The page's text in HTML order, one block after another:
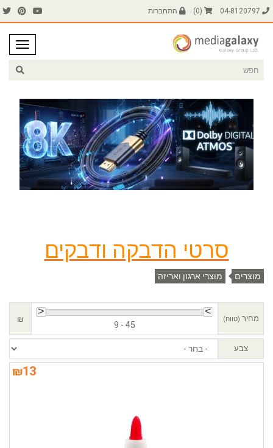
(
0
) התחברות
סרטי הדבקה ודבקים
מוצרים מוצרי ארגון ואריזה
מחיר (טווח)
9 - 45
₪
צבע
₪13